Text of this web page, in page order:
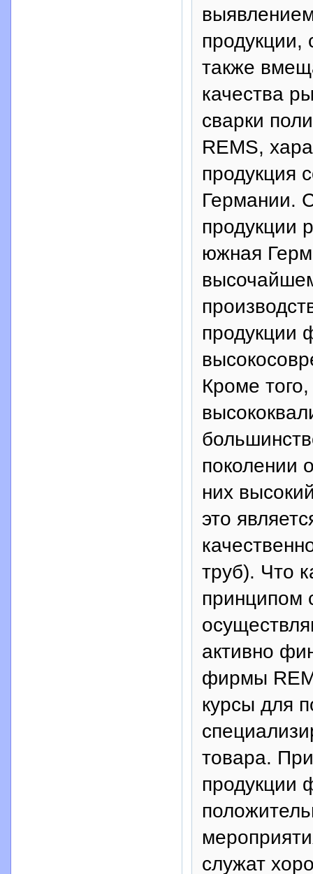
продукции,
также
качества
сварки
REMS,
продукция
Германии.
продукции
южная
продукции
Кроме
поколении
них
это
труб). Что
принципом
активно
фирмы
курсы для
товара.
продукции
служат